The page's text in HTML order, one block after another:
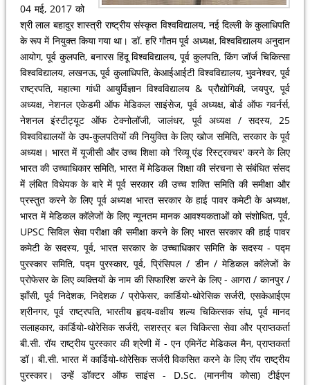
04 मई, 2017 को
श्री लाल बहादुर शास्त्री राष्ट्रीय संस्कृत विश्वविद्यालय, नई दिल्ली के कुलाधिपति
के रूप में नियुक्त किया गया था। डॉ. हरि गौतम पूर्व अध्यक्ष, विश्वविद्यालय अनुदान
आयोग, पूर्व कुलपति, बनारस हिंदू विश्वविद्यालय, पूर्व कुलपति, किंग जॉर्ज चिकित्सा
विश्वविद्यालय, लखनऊ, पूर्व कुलाधिपति, केआईआईटी विश्वविद्यालय, भुवनेश्वर, पूर्व
राष्ट्रपति, महात्मा गांधी आयुर्विज्ञान विश्वविद्यालय & प्रौद्योगिकी, जयपुर, पूर्व
अध्यक्ष, नेशनल एकेडमी ऑफ मेडिकल साइंसेज, पूर्व अध्यक्ष, बोर्ड ऑफ गवर्नर्स,
नेशनल इंस्टीट्यूट ऑफ टेक्नोलॉजी, जालंधर, पूर्व अध्यक्ष / सदस्य, 25
विश्वविद्यालयों के उप-कुलपतियों की नियुक्ति के लिए खोज समिति, सरकार के पूर्व
अध्यक्ष। भारत में यूजीसी और उच्च शिक्षा को 'रिव्यू एंड रिस्ट्रक्चर' करने के लिए
भारत की उच्चाधिकार समिति, भारत में मेडिकल शिक्षा की संरचना से संबंधित संसद
में लंबित विधेयक के बारे में पूर्व सरकार की उच्च शक्ति समिति की समीक्षा और
प्रस्तुत करने के लिए पूर्व अध्यक्ष भारत सरकार के हाई पावर कमेटी के अध्यक्ष,
भारत में मेडिकल कॉलेजों के लिए न्यूनतम मानक आवश्यकताओं को संशोधित, पूर्व,
UPSC सिविल सेवा परीक्षा की समीक्षा करने के लिए भारत सरकार की हाई पावर
कमेटी के सदस्य, पूर्व, भारत सरकार के उच्चाधिकार समिति के सदस्य - पद्म
पुरस्कार समिति, पद्म पुरस्कार, पूर्व, प्रिंसिपल / डीन / मेडिकल कॉलेजों के
प्रोफेसर के लिए व्यक्तियों के नाम की सिफारिश करने के लिए - आगरा / कानपुर /
झाँसी, पूर्व निदेशक, निदेशक / प्रोफेसर, कार्डियो-थोरेसिक सर्जरी, एसकेआईएम
श्रीनगर, पूर्व राष्ट्रपति, भारतीय हृदय-वक्षीय शल्य चिकित्सक संघ, पूर्व मानद
सलाहकार, कार्डियो-थोरेसिक सर्जरी, सशस्त्र बल चिकित्सा सेवा और प्राप्तकर्ता
बी.सी. रॉय राष्ट्रीय पुरस्कार की श्रेणी में - एन एमिनेंट मेडिकल मैन, प्राप्तकर्ता
डॉ। बी.सी. भारत में कार्डियो-थोरेसिक सर्जरी विकसित करने के लिए रॉय राष्ट्रीय
पुरस्कार। उन्हें डॉक्टर ऑफ साइंस - D.Sc. (माननीय कोसा) टीईएन